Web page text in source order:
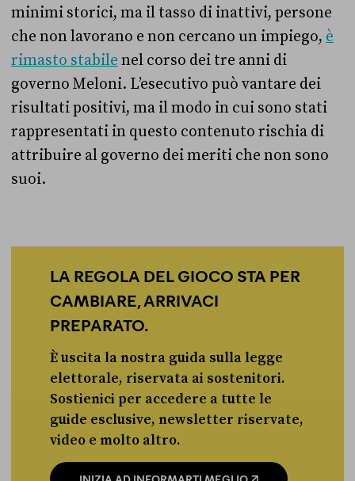
minimi storici, ma il tasso di inattivi, persone
che non lavorano e non cercano un impiego, è
rimasto stabile nel corso dei tre anni di
governo Meloni. L’esecutivo può vantare dei
risultati positivi, ma il modo in cui sono stati
rappresentati in questo contenuto rischia di
attribuire al governo dei meriti che non sono
suoi.
LA REGOLA DEL GIOCO STA PER
CAMBIARE, ARRIVACI
PREPARATO.
È uscita la nostra guida sulla legge
elettorale, riservata ai sostenitori.
Sostienici per accedere a tutte le
guide esclusive, newsletter riservate,
video e molto altro.